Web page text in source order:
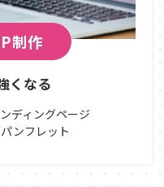
制作
くなる
ディングページ
ンフレット